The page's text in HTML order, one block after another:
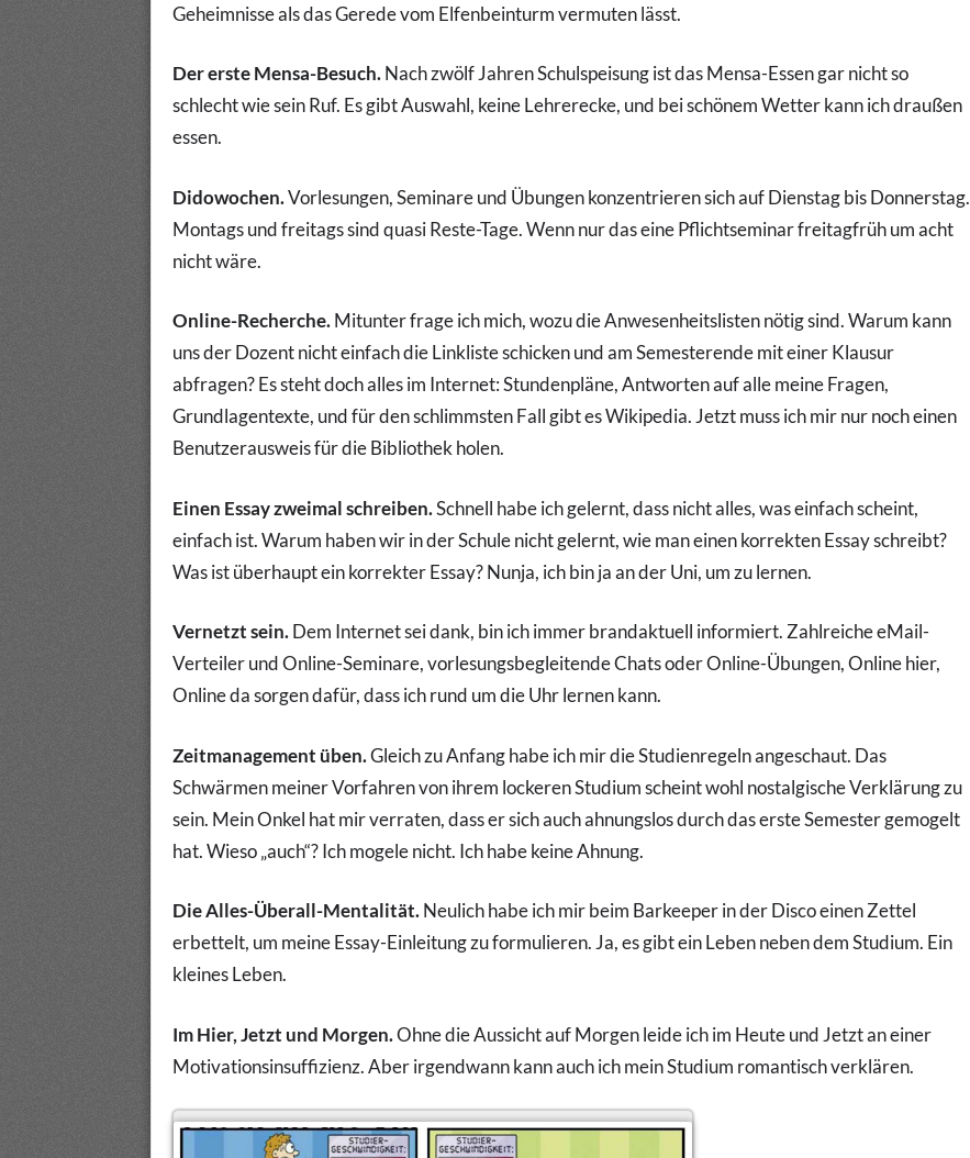
Geheimnisse als das Gerede vom Elfenbeinturm vermuten lässt.
Der erste Mensa-Besuch.Nach zwölf Jahren Schulspeisung ist das Mensa-Essen gar nicht so
schlecht wie sein Ruf. Es gibt Auswahl, keine Lehrerecke, und bei schönem Wetter kann ich draußen
essen.
Didowochen.Vorlesungen, Seminare und Übungen konzentrieren sich auf Dienstag bis Donnerstag.
Montags und freitags sind quasi Reste-Tage. Wenn nur das eine Pflichtseminar freitagfrüh um acht
nicht wäre.
Online-Recherche.Mitunter frage ich mich, wozu die Anwesenheitslisten nötig sind. Warum kann
uns der Dozent nicht einfach die Linkliste schicken und am Semesterende mit einer Klausur
abfragen? Es steht doch alles im Internet: Stundenpläne, Antworten auf alle meine Fragen,
Grundlagentexte, und für den schlimmsten Fall gibt es Wikipedia. Jetzt muss ich mir nur noch einen
Benutzerausweis für die Bibliothek holen.
Einen Essay zweimal schreiben.Schnell habe ich gelernt, dass nicht alles, was einfach scheint,
einfach ist. Warum haben wir in der Schule nicht gelernt, wie man einen korrekten Essay schreibt?
Was ist überhaupt ein korrekter Essay? Nunja, ich bin ja an der Uni, um zu lernen.
Vernetzt sein.Dem Internet sei dank, bin ich immer brandaktuell informiert. Zahlreiche eMail-
Verteiler und Online-Seminare, vorlesungsbegleitende Chats oder Online-Übungen, Online hier,
Online da sorgen dafür, dass ich rund um die Uhr lernen kann.
Zeitmanagement üben.Gleich zu Anfang habe ich mir die Studienregeln angeschaut. Das
Schwärmen meiner Vorfahren von ihrem lockeren Studium scheint wohl nostalgische Verklärung zu
sein. Mein Onkel hat mir verraten, dass er sich auch ahnungslos durch das erste Semester gemogelt
hat. Wieso „auch“? Ich mogele nicht. Ich habe keine Ahnung.
Die Alles-Überall-Mentalität.Neulich habe ich mir beim Barkeeper in der Disco einen Zettel
erbettelt, um meine Essay-Einleitung zu formulieren. Ja, es gibt ein Leben neben dem Studium. Ein
kleines Leben.
Im Hier, Jetzt und Morgen.Ohne die Aussicht auf Morgen leide ich im Heute und Jetzt an einer
Motivationsinsuffizienz. Aber irgendwann kann auch ich mein Studium romantisch verklären.